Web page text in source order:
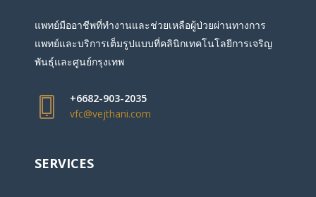
แพทย์มืออาชีพที่ทำงานและช่วยเหลือผู้ป่วยผ่านทางการ
แพทย์และบริการเต็มรูปแบบที่คลินิกเทคโนโลยีการเจริญ
พันธุ์และศูนย์กรุงเทพ
+6682-903-2035
vfc@vejthani.com
SERVICES